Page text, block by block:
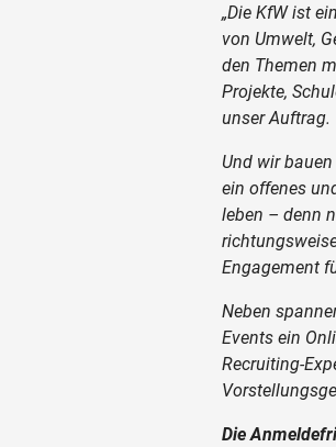
„Die KfW ist
von Umwelt,
den Themen
Projekte,
unser Auftrag.
Und wir
ein offenes
leben – denn
Engagement
Neben
Events ein
Recruiting-
Die